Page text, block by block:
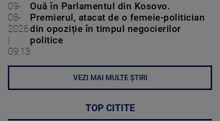
09-
08-
2026
09:13
Ouă în Parlamentul din Kosovo.
Premierul, atacat de o femeie-politician
din opoziție în timpul negocierilor
politice
VEZI MAI MULTE ȘTIRI
TOP CITITE